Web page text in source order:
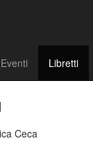
Eventi Libretti
Ceca